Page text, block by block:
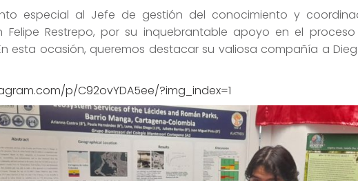
especial al Jefe de gestión del conocimiento y
Felipe Restrepo, por su inquebrantable apoyo en el
esta ocasión, queremos destacar su valiosa compañía a
p/C92ovYDA5ee/?img_index=1